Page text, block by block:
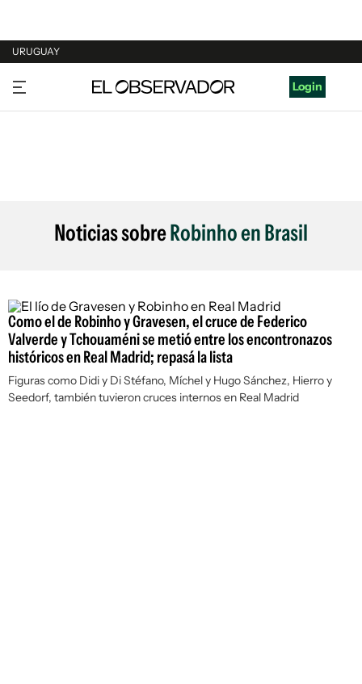
URUGUAY
URUGUAY
ARGENTINA
Login
Noticias sobreRobinho en Brasil
Como el de Robinho y Gravesen, el cruce de Federico
Valverde y Tchouaméni se metió entre los encontronazos
históricos en Real Madrid; repasá la lista
Figuras como Didi y Di Stéfano, Míchel y Hugo Sánchez, Hierro y
Seedorf, también tuvieron cruces internos en Real Madrid